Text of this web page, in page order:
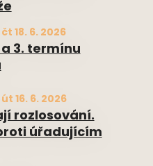
čt 18. 6. 2026
3. termínu
út 16. 6. 2026
rozlosování.
úřadujícím